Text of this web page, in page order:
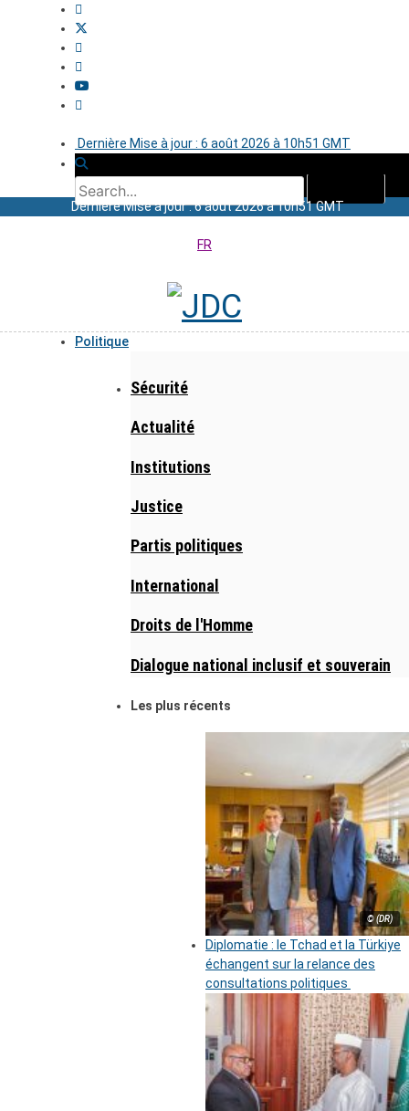
Dernière Mise à jour : 6 août 2026 à 10h51 GMT
Dernière Mise à jour : 6 août 2026 à 10h51 GMT
FR
Politique
Sécurité
Actualité
Institutions
Justice
Partis politiques
International
Droits de l'Homme
Dialogue national inclusif et souverain
Les plus récents
© (DR)
Diplomatie : le Tchad et la Türkiye
échangent sur la relance des
consultations politiques